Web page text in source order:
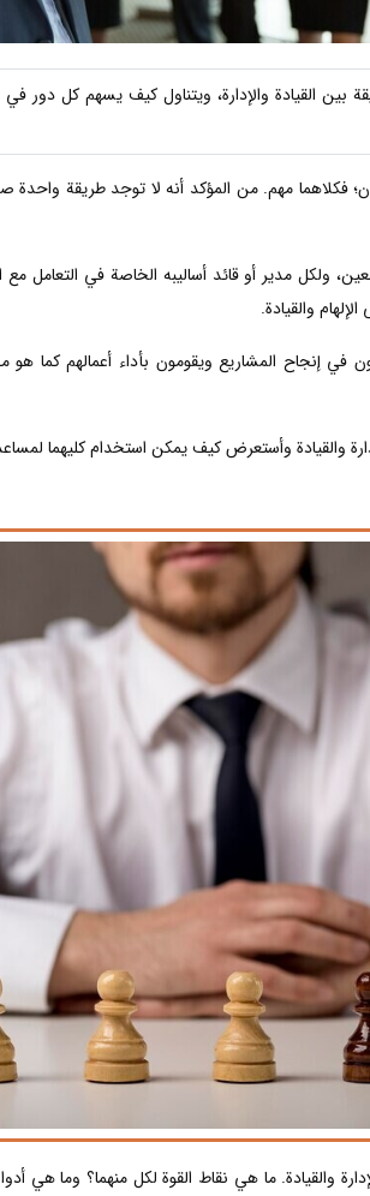
بين القيادة والإدارة، ويتناول كيف يسهم كل دور في
فكلاهما مهم. من المؤكد أنه لا توجد طريقة واحدة
ولكل مدير أو قائد أساليبه الخاصة في التعامل مع
والقيادة.
في إنجاح المشاريع ويقومون بأداء أعمالهم كما
والقيادة وأستعرض كيف يمكن استخدام كليهما
والقيادة. ما هي نقاط القوة لكل منهما؟ وما هي